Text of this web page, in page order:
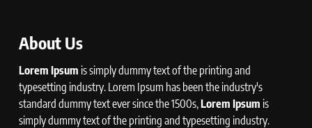
About Us
Lorem Ipsum is simply dummy text of the printing and
typesetting industry. Lorem Ipsum has been the industry's
standard dummy text ever since the 1500s,Lorem Ipsum is
simply dummy text of the printing and typesetting industry.